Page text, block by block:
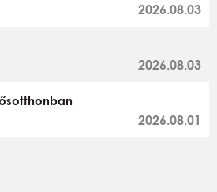
2026.08.03
2026.08.03
2026.08.01